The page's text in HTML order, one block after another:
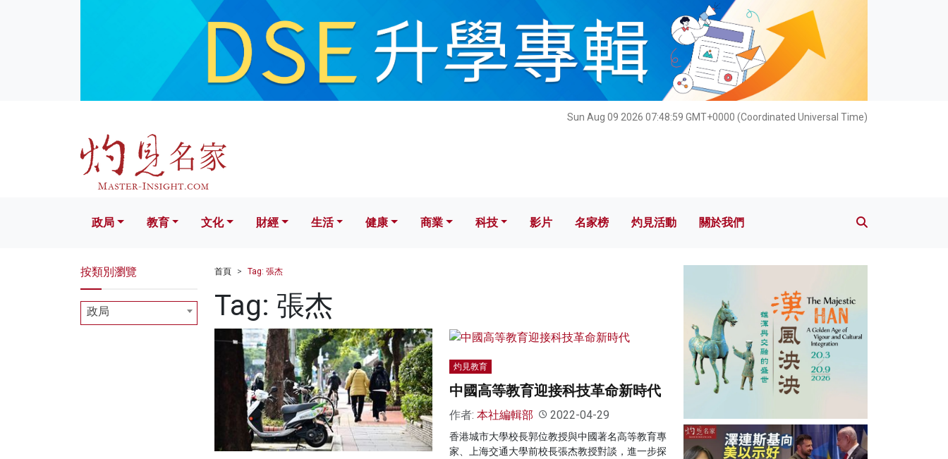
Sun Aug 09 2026 07:49:00 GMT+0000 (Coordinated Universal Time)
文化 財經 生活 健康 科技 影片 名家榜 灼見活動 關於我們
政局 教育 文化 財經 生活 健康 商業 科技 影片 名家榜 灼見活動 關於我們
首頁 Tag: 張杰
Tag: 張杰
灼見教育
中國高等教育迎接科技革命新時代
作者: 本社編輯部 2022-04-29
香港城市大學校長郭位教授與中國著名高等教育專
家、上海交通大學前校長張杰教授對談，進一步探
按類別瀏覽
政局